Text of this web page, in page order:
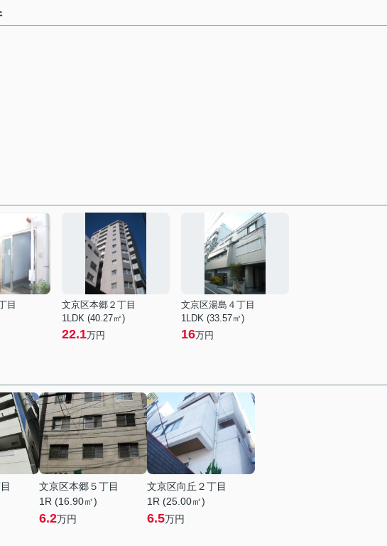
目
文京区本郷２丁目
1LDK (40.27㎡)
22.1万円
文京区湯島４丁目
1LDK (33.57㎡)
16万円
文京区本郷５丁目
1R (16.90㎡)
6.2万円
文京区向丘２丁目
1R (25.00㎡)
6.5万円